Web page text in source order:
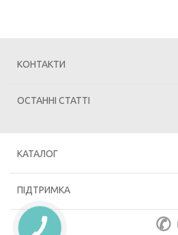
КОНТАКТИ
ОСТАННІ СТАТТІ
КАТАЛОГ
ПІДТРИМКА
✆
КНОПКА
ЗВ'ЯЗКУ